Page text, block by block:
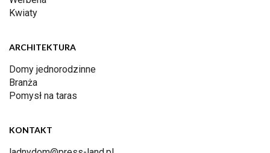
Kwiaty
ARCHITEKTURA
Domy jednorodzinne
Branża
Pomysł na taras
KONTAKT